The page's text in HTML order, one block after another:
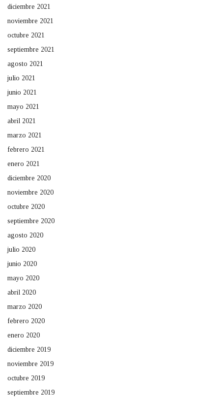
diciembre 2021
noviembre 2021
octubre 2021
septiembre 2021
agosto 2021
julio 2021
junio 2021
mayo 2021
abril 2021
marzo 2021
febrero 2021
enero 2021
diciembre 2020
noviembre 2020
octubre 2020
septiembre 2020
agosto 2020
julio 2020
junio 2020
mayo 2020
abril 2020
marzo 2020
febrero 2020
enero 2020
diciembre 2019
noviembre 2019
octubre 2019
septiembre 2019